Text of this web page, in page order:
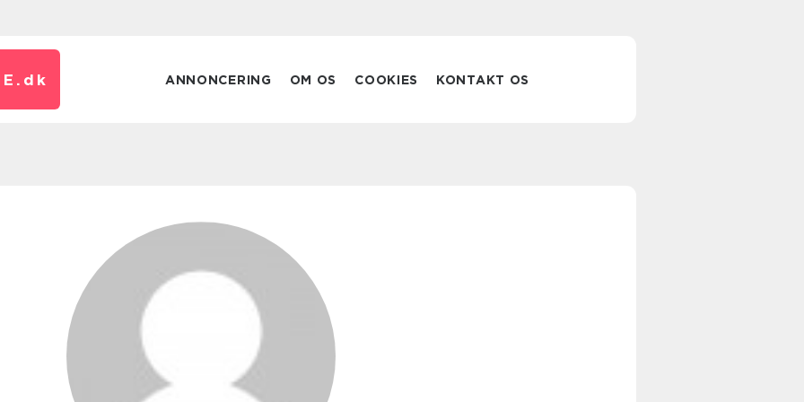
dk ANNONCERING OM OS COOKIES KONTAKT OS